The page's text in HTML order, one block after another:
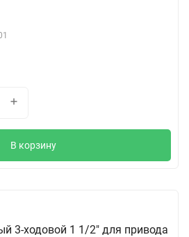
В корзину
3-ходовой 1 1/2" для привода